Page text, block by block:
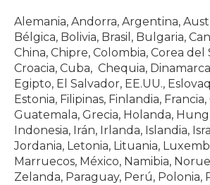
Alemania, Andorra, Argentina,
Bélgica, Bolivia, Brasil, Bulgaria,
China, Chipre, Colombia, Corea del
Croacia, Cuba, Chequia,
Egipto, El Salvador, EE.UU.,
Estonia, Filipinas, Finlandia,
Guatemala, Grecia, Holanda,
Indonesia, Irán, Irlanda, Islandia,
Jordania, Letonia, Lituania,
Marruecos, México, Namibia,
Zelanda, Paraguay, Perú, Polonia,